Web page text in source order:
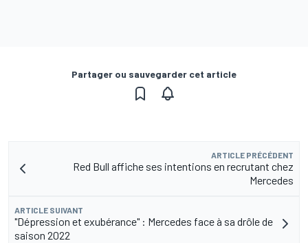
Partager ou sauvegarder cet article
ARTICLE PRÉCÉDENT
Red Bull affiche ses intentions en recrutant chez
Mercedes
ARTICLE SUIVANT
"Dépression et exubérance" : Mercedes face à sa drôle de
saison 2022